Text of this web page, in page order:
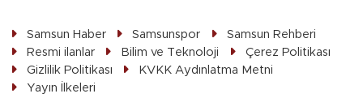
Samsun Haber Samsunspor
Samsun Rehberi
Resmi ilanlar
Bilim ve Teknoloji
Çerez Politikası
Gizlilik Politikası
KVKK Aydınlatma Metni
Yayın İlkeleri